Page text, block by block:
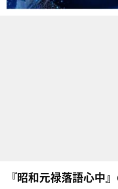
『昭和元禄落語心中